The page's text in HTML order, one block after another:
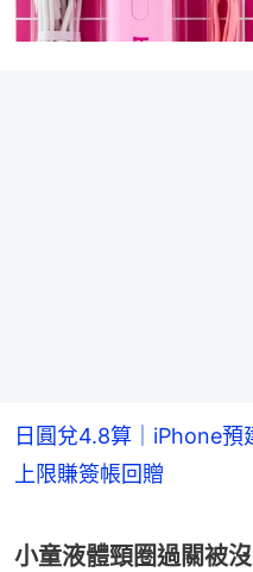
日圓兌4.8算｜iPhone預
上限賺簽帳回贈
小童液體頸圈過關被